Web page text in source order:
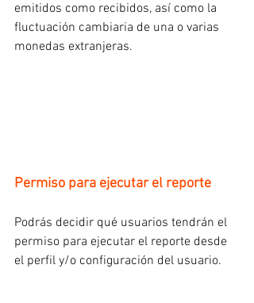
emitidos como recibidos, así como la
fluctuación cambiaria de una o varias
monedas extranjeras.
Permiso para ejecutar el reporte
Podrás decidir qué usuarios tendrán el
permiso para ejecutar el reporte desde
el perfil y/o configuración del usuario.